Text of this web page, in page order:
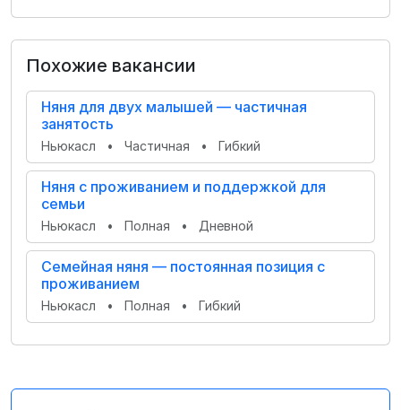
Похожие вакансии
Няня для двух малышей — частичная
занятость
Ньюкасл • Частичная • Гибкий
Няня с проживанием и поддержкой для
семьи
Ньюкасл • Полная • Дневной
Семейная няня — постоянная позиция с
проживанием
Ньюкасл • Полная • Гибкий